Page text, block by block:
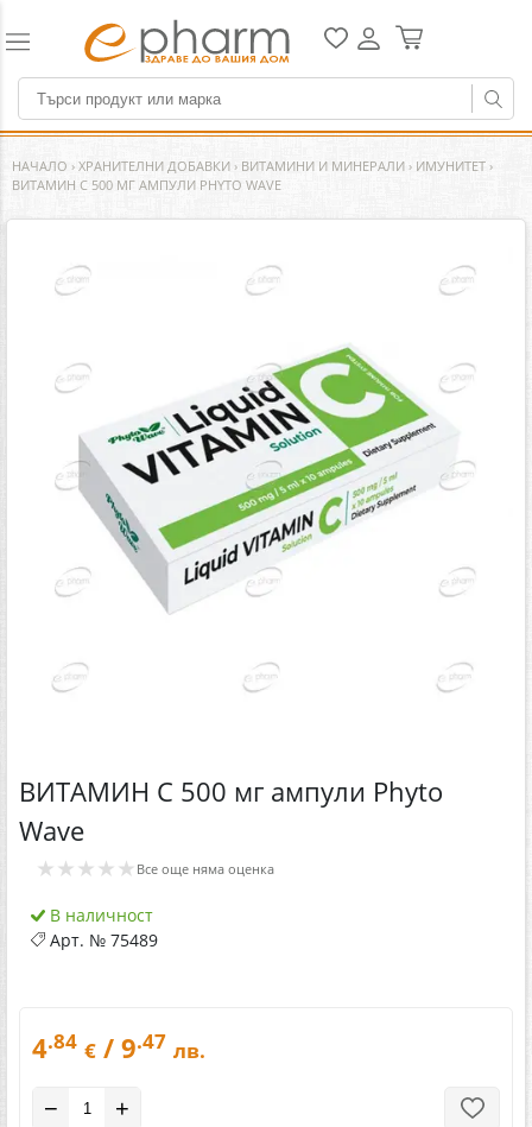
НАЧАЛО › ХРАНИТЕЛНИ ДОБАВКИ › ВИТАМИНИ И МИНЕРАЛИ › ИМУНИТЕТ ›
ВИТАМИН C 500 МГ АМПУЛИ PHYTO WAVE
ВИТАМИН C 500 мг ампули Phyto
Wave
★★★★★ Все още няма оценка
В наличност
Арт. № 75489
4.84 € / 9.47 лв.
− +